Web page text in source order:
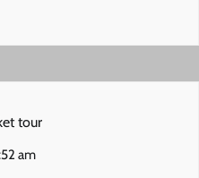
tour
am